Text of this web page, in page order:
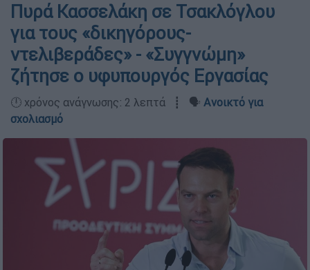
Πυρά Κασσελάκη σε Τσακλόγλου
για τους «δικηγόρους-
ντελιβεράδες» - «Συγγνώμη»
ζήτησε ο υφυπουργός Εργασίας
🕛 χρόνος ανάγνωσης: 2 λεπτά ┋ 🗣️ Ανοικτό για
σχολιασμό